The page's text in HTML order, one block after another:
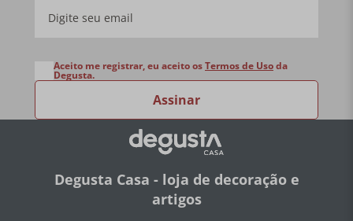
Assinar
Aceito me registrar, eu aceito osTermos de Usoda
Degusta.
Degusta Casa - loja de decoração e
artigos